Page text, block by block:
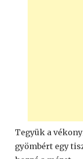
Tegyük a
gyömbért egy